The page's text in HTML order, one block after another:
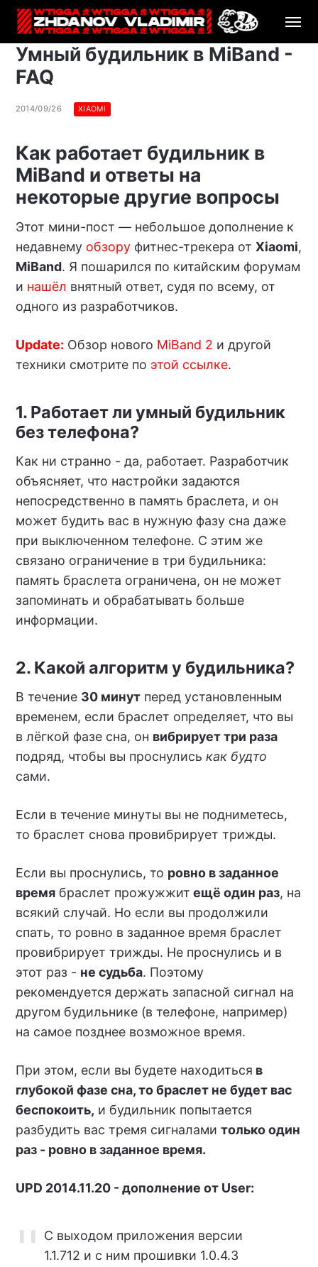
Умный будильник в MiBand -
FAQ
2014/09/26 XIAOMI
Как работает будильник в
MiBand и ответы на
некоторые другие вопросы
Этот мини-пост — небольшое дополнение к
недавнему обзоруфитнес-трекера от Xiaomi,
MiBand. Я пошарился по китайским форумам
и нашёл внятный ответ, судя по всему, от
одного из разработчиков.
Update: Обзор нового MiBand 2 и другой
техники смотрите по этой ссылке.
1. Работает ли умный будильник
без телефона?
Как ни странно - да, работает. Разработчик
объясняет, что настройки задаются
непосредственно в память браслета, и он
может будить вас в нужную фазу сна даже
при выключенном телефоне. С этим же
связано ограничение в три будильника:
память браслета ограничена, он не может
запоминать и обрабатывать больше
информации.
2. Какой алгоритм у будильника?
В течение 30 минутперед установленным
временем, если браслет определяет, что вы
в лёгкой фазе сна, он вибрирует три раза
подряд, чтобы вы проснулись как будто
сами.
Если в течение минуты вы не подниметесь,
то браслет снова провибрирует трижды.
Если вы проснулись, то ровно в заданное
времябраслет прожужжит ещё один раз, на
всякий случай. Но если вы продолжили
спать, то ровно в заданное время браслет
провибрирует трижды. Не проснулись и в
этот раз - не судьба. Поэтому
рекомендуется держать запасной сигнал на
другом будильнике (в телефоне, например)
на самое позднее возможное время.
При этом, если вы будете находиться в
глубокой фазе сна, то браслет не будет вас
беспокоить, и будильник попытается
разбудить вас тремя сигналами только один
раз - ровно в заданное время.
UPD 2014.11.20 - дополнение от User:
С выходом приложения версии
1.1.712 и с ним прошивки 1.0.4.3